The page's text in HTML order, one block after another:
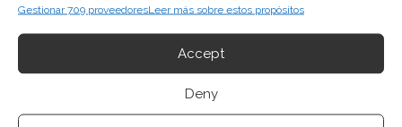
Gestionar 709 proveedoresLeer más sobre estos propósitos
Accept
Deny